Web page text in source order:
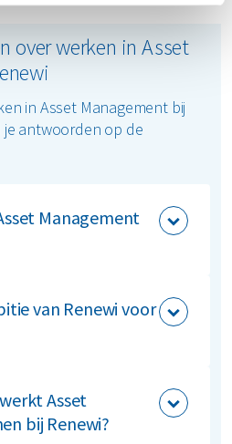
over werken in Asset
in Asset Management bij
je antwoorden op de
Management
honderdduizenden
150 vaste locaties,
van Renewi voor
Management team
in de verduurzaming van
Asset
bij Renewi?